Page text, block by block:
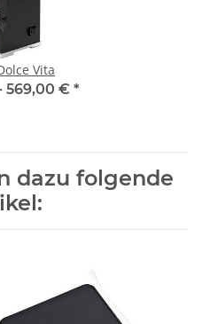
Vita
569,00 € *
dazu folgende